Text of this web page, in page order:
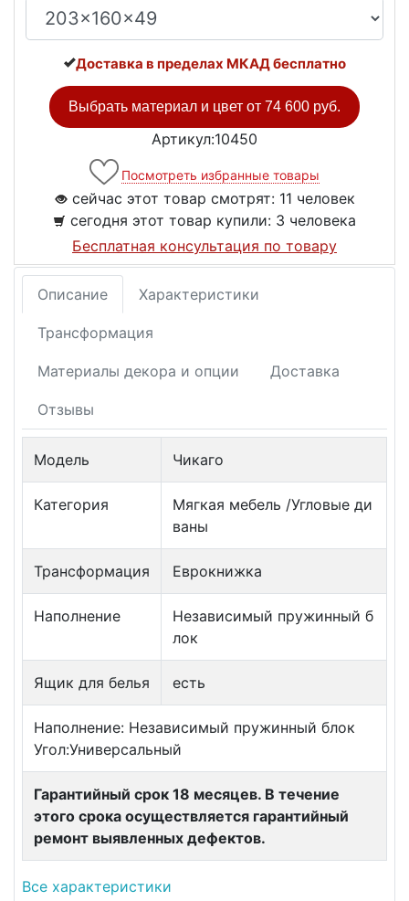
Доставка в пределах МКАД бесплатно
Выбрать материал и цвет от 74 600 руб.
Артикул:10450
Посмотреть избранные товары
сейчас этот товар смотрят: 11 человек
сегодня этот товар купили: 3 человека
Бесплатная консультация по товару
Описание Характеристики
Трансформация
Материалы декора и опции Доставка
Отзывы
Модель Чикаго
Категория
Мягкая мебель /Угловые ди
ваны
Трансформация Еврокнижка
Наполнение
Независимый пружинный б
лок
Ящик для белья есть
Наполнение: Независимый пружинный блок
Угол:Универсальный
Гарантийный срок 18 месяцев. В течение
этого срока осуществляется гарантийный
ремонт выявленных дефектов.
Все характеристики